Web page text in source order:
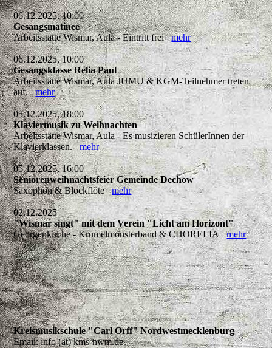
06.12.2025, 10:00
Gesangsmatinee
Arbeitsstätte Wismar, Aula - Eintritt freimehr
06.12.2025, 10:00
Gesangsklasse Relia Paul
Arbeitsstätte Wismar, Aula JUMU & KGM-Teilnehmer treten
auf.mehr
05.12.2025, 18:00
Klaviermusik zu Weihnachten
Arbeitsstätte Wismar, Aula - Es musizieren SchülerInnen der
Klavierklassen.mehr
05.12.2025, 16:00
Seniorenweihnachtsfeier Gemeinde Dechow
Saxophon & Blockflötemehr
02.12.2025
"Wismar singt" mit dem Verein "Licht am Horizont"
Georgenkirche - Krümelmonsterband & CHORELIAmehr
Kreismusikschule "Carl Orff" Nordwestmecklenburg
Email: info (at) kms-nwm.de